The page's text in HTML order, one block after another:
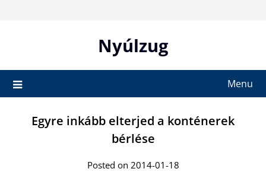
Nyúlzug
Menu
Egyre inkább elterjed a konténerek
bérlése
Posted on 2014-01-18